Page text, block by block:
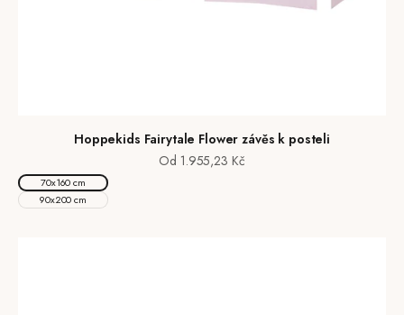
Hoppekids Fairytale Flower závěs k posteli
Prodejní cena
Od 1.955,23 Kč
70x160 cm
90x200 cm